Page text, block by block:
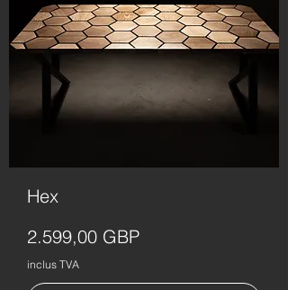
Hex
Preț
2.599,00 GBP
inclus TVA